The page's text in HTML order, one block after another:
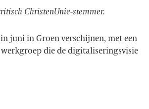
ChristenUnie-stemmer.
juni in Groen verschijnen, met een
die de digitaliseringsvisie